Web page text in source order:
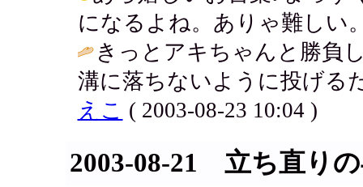
になるよね。ありゃ難しい
きっとアキちゃんと勝負
溝に落ちないように投げる
えこ ( 2003-08-23 10:04 )
2003-08-21 立ち直り